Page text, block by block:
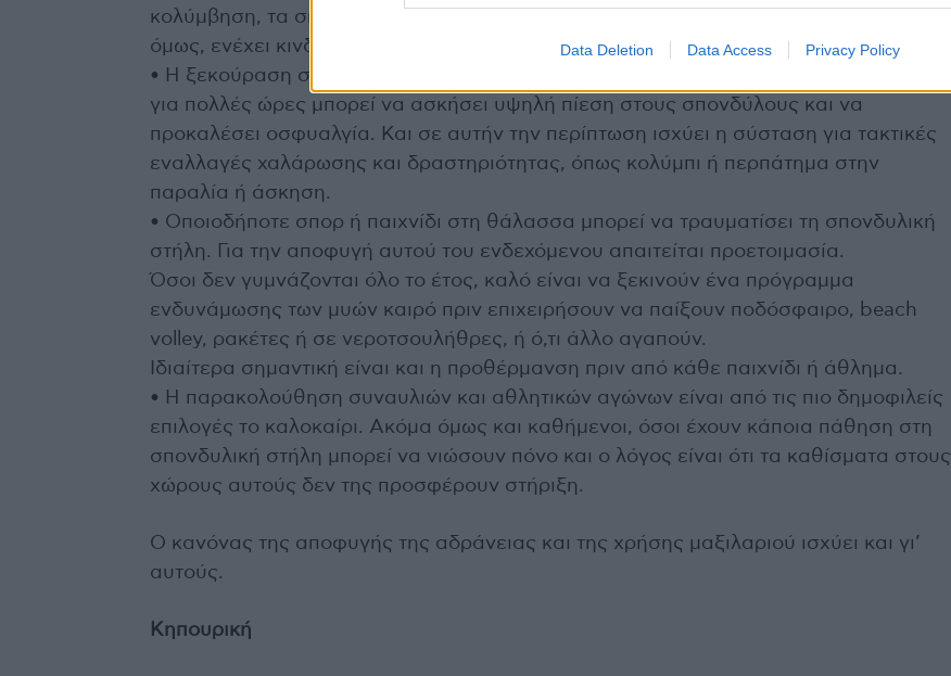
Data Deletion Data Access Privacy Policy
κολύμβηση, τα σπορ, και τη διασκέδαση σε εξωτερικούς χώρους. Καθένα από αυτά,
όμως, ενέχει κινδύνους για τη μέση.
• Η ξεκούραση στην ξαπλώστρα ή ακόμα χειρότερα σε ψάθα σε ανώμαλο έδαφος
για πολλές ώρες μπορεί να ασκήσει υψηλή πίεση στους σπονδύλους και να
προκαλέσει οσφυαλγία. Και σε αυτήν την περίπτωση ισχύει η σύσταση για τακτικές
εναλλαγές χαλάρωσης και δραστηριότητας, όπως κολύμπι ή περπάτημα στην
παραλία ή άσκηση.
• Οποιοδήποτε σπορ ή παιχνίδι στη θάλασσα μπορεί να τραυματίσει τη σπονδυλική
στήλη. Για την αποφυγή αυτού του ενδεχόμενου απαιτείται προετοιμασία.
Όσοι δεν γυμνάζονται όλο το έτος, καλό είναι να ξεκινούν ένα πρόγραμμα
ενδυνάμωσης των μυών καιρό πριν επιχειρήσουν να παίξουν ποδόσφαιρο, beach
volley, ρακέτες ή σε νεροτσουλήθρες, ή ό,τι άλλο αγαπούν.
Ιδιαίτερα σημαντική είναι και η προθέρμανση πριν από κάθε παιχνίδι ή άθλημα.
• Η παρακολούθηση συναυλιών και αθλητικών αγώνων είναι από τις πιο δημοφιλείς
επιλογές το καλοκαίρι. Ακόμα όμως και καθήμενοι, όσοι έχουν κάποια πάθηση στη
σπονδυλική στήλη μπορεί να νιώσουν πόνο και ο λόγος είναι ότι τα καθίσματα στους
χώρους αυτούς δεν της προσφέρουν στήριξη.
Ο κανόνας της αποφυγής της αδράνειας και της χρήσης μαξιλαριού ισχύει και γι’
αυτούς.
Κηπουρική